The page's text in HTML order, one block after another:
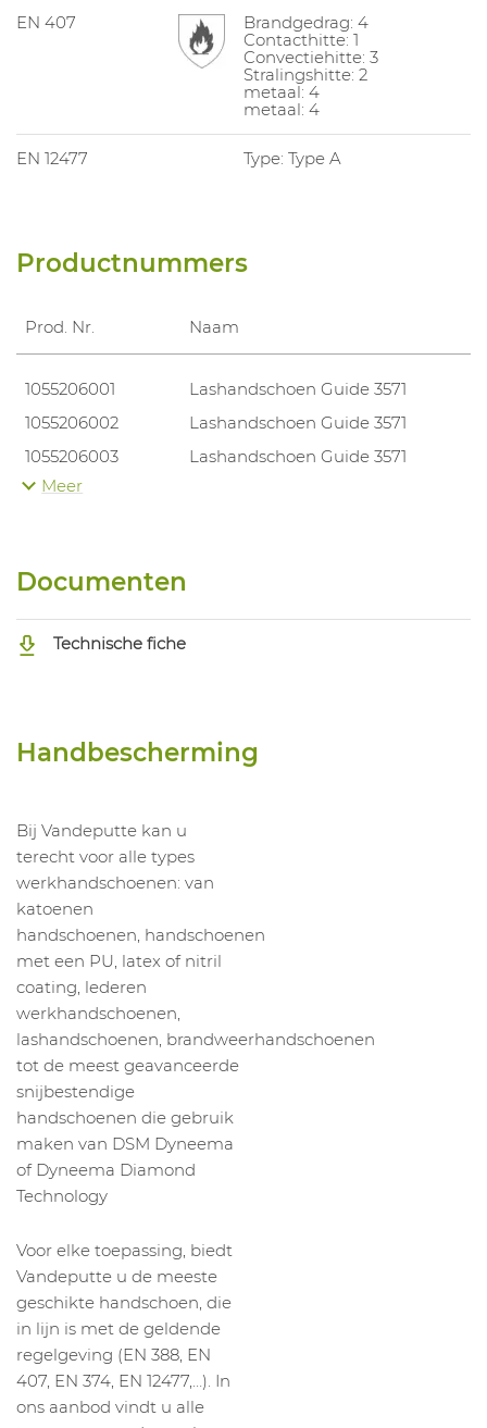
EN 407
Brandgedrag: 4
Contacthitte: 1
Convectiehitte: 3
Stralingshitte: 2
metaal: 4
metaal: 4
EN 12477 Type: Type A
Productnummers
Prod. Nr. Naam
1055206001
Lashandschoen Guide 3571
1055206002
Lashandschoen Guide 3571
1055206003
Lashandschoen Guide 3571
1055206004
Meer
Documenten
Technische fiche
Handbescherming
Bij Vandeputte kan u
terecht voor alle types
werkhandschoenen: van
katoenen
handschoenen, handschoenen
met een PU, latex of nitril
coating, lederen
werkhandschoenen,
lashandschoenen, brandweerhandschoenen
tot de meest geavanceerde
snijbestendige
handschoenen die gebruik
maken van DSM Dyneema
of Dyneema Diamond
Technology
Voor elke toepassing, biedt
Vandeputte u de meeste
geschikte handschoen, die
in lijn is met de geldende
regelgeving (EN 388, EN
407, EN 374, EN 12477,…). In
ons aanbod vindt u alle